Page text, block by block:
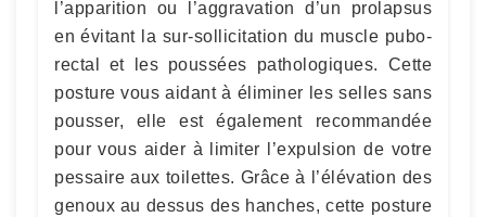
l’apparition ou l’aggravation d’un prolapsus
en évitant la sur-sollicitation du muscle pubo-
rectal et les poussées pathologiques. Cette
posture vous aidant à éliminer les selles sans
pousser, elle est également recommandée
pour vous aider à limiter l’expulsion de votre
pessaire aux toilettes. Grâce à l’élévation des
genoux au dessus des hanches, cette posture